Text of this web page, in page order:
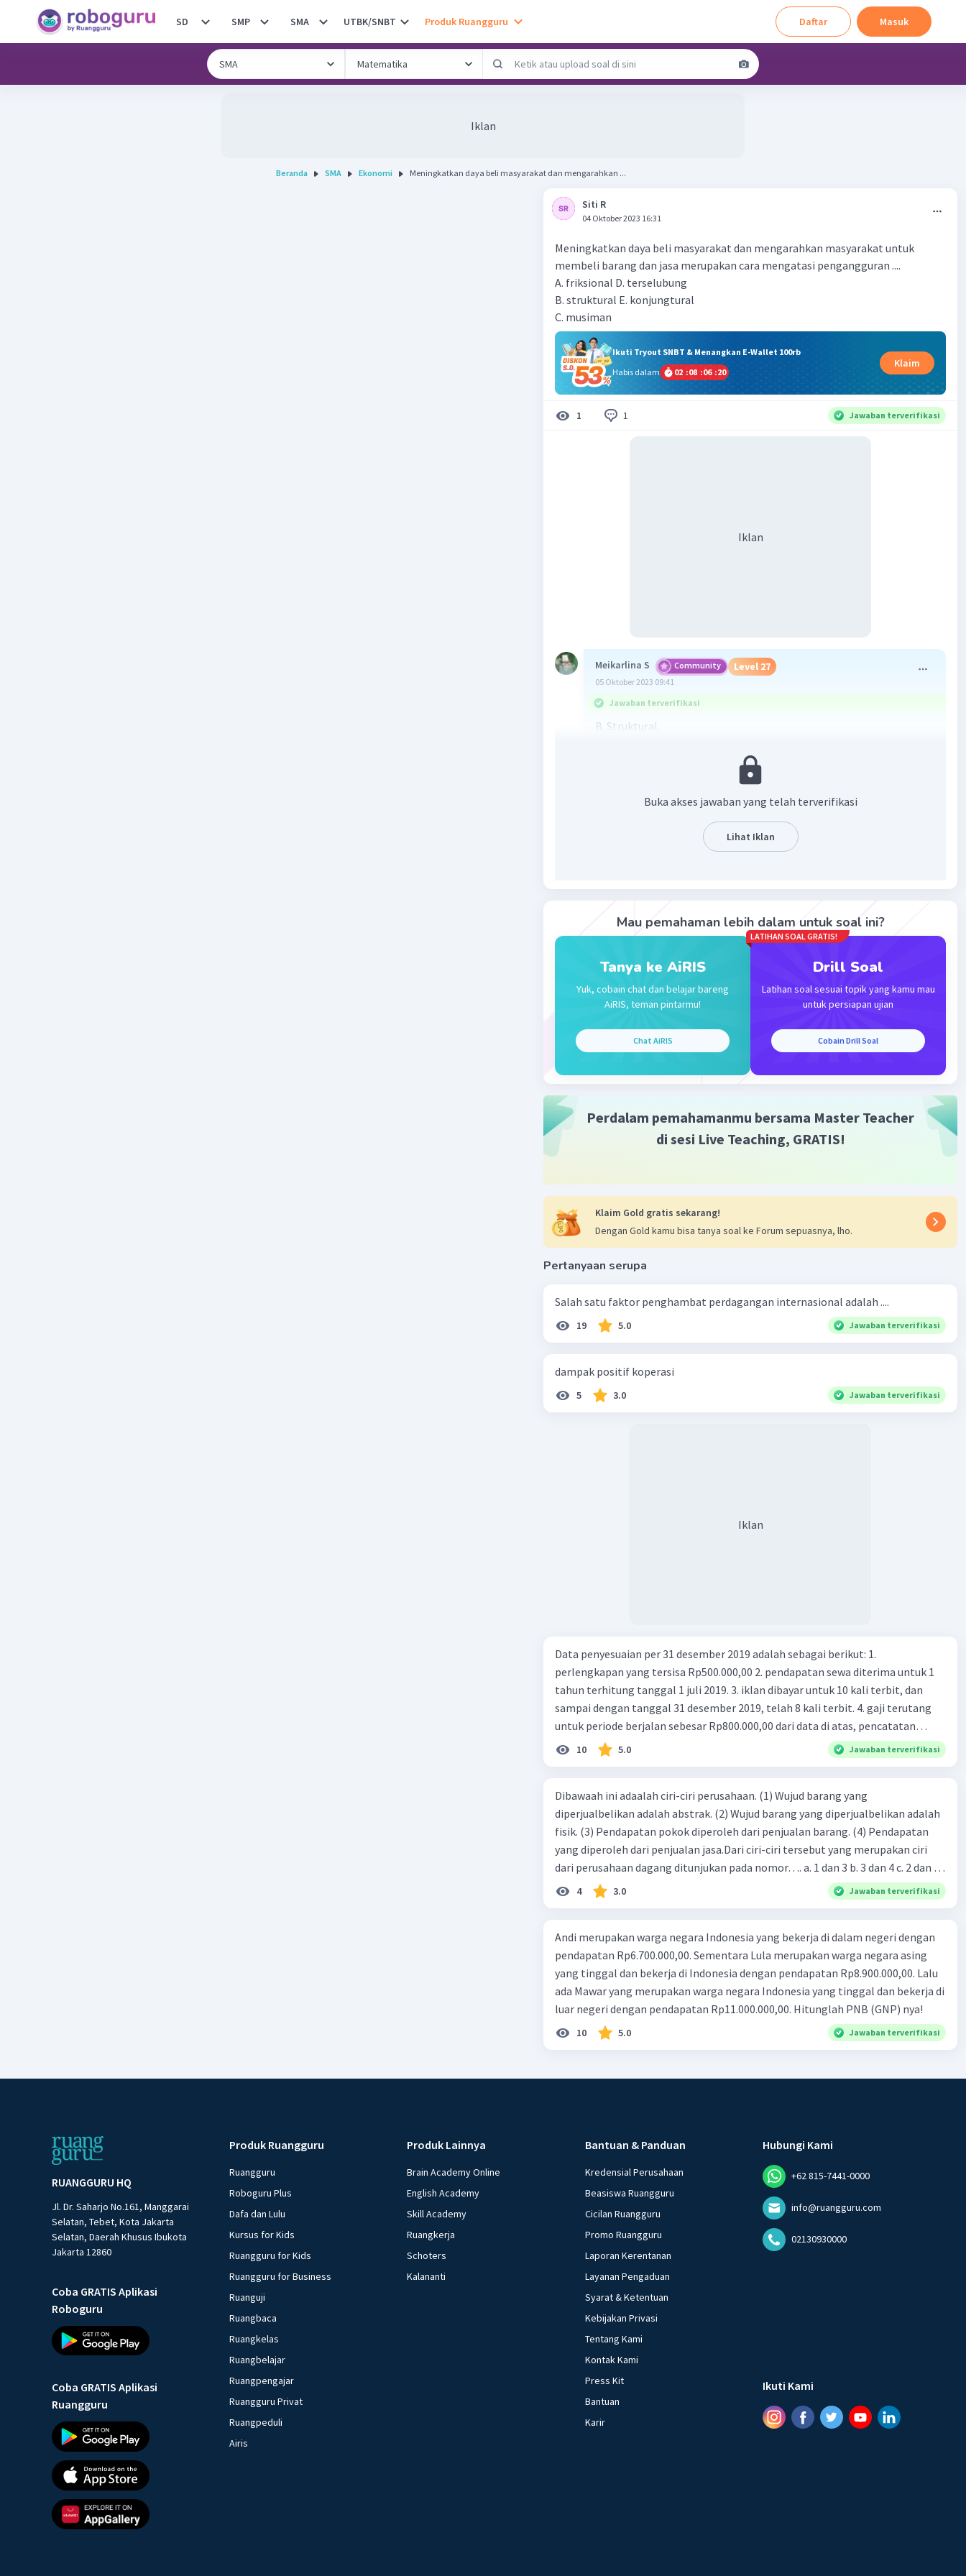
SD SMP SMA UTBK/SNBT Produk Ruangguru Daftar Masuk
Iklan
Beranda SMA Ekonomi Meningkatkan daya beli masyarakat dan mengarahkan ...
Siti R
04 Oktober 2023 16:31
Meningkatkan daya beli masyarakat dan mengarahkan masyarakat untuk
membeli barang dan jasa merupakan cara mengatasi pengangguran ....
A. friksional D. terselubung
B. struktural E. konjungtural
C. musiman
Ikuti Tryout SNBT & Menangkan E-Wallet 100rb
Habis dalam
02 :08 :06 :19
Klaim
1 1 Jawaban terverifikasi
Iklan
Meikarlina S Community Level 27
05 Oktober 2023 09:41
Jawaban terverifikasi
B. Struktural.
Meningkatkan daya beli masyarakat dan mengarahkan masyarakat
untuk membeli barang dan jasa dapat membantu mengatasi
pengangguran struktural, yaitu ketika tenaga kerja tidak memiliki
keterampilan yang sesuai dengan permintaan pasar kerja. Dengan
meningkatkan permintaan barang dan jasa, bisnis dapat tumbuh dan
menciptakan lapangan kerja baru yang sesuai dengan keterampilan
Buka akses jawaban yang telah terverifikasi
Lihat Iklan
Mau pemahaman lebih dalam untuk soal ini?
Tanya ke AiRIS
Yuk, cobain chat dan belajar bareng
AiRIS, teman pintarmu!
Chat AiRIS
LATIHAN SOAL GRATIS!
Drill Soal
Latihan soal sesuai topik yang kamu mau
untuk persiapan ujian
Cobain Drill Soal
Perdalam pemahamanmu bersama Master Teacher
di sesi Live Teaching, GRATIS!
Klaim Gold gratis sekarang!
Dengan Gold kamu bisa tanya soal ke Forum sepuasnya, lho.
Pertanyaan serupa
Salah satu faktor penghambat perdagangan internasional adalah ....
19 5.0 Jawaban terverifikasi
dampak positif koperasi
5 3.0 Jawaban terverifikasi
Iklan
Data penyesuaian per 31 desember 2019 adalah sebagai berikut: 1.
perlengkapan yang tersisa Rp500.000,00 2. pendapatan sewa diterima untuk 1
tahun terhitung tanggal 1 juli 2019. 3. iklan dibayar untuk 10 kali terbit, dan
sampai dengan tanggal 31 desember 2019, telah 8 kali terbit. 4. gaji terutang
untuk periode berjalan sebesar Rp800.000,00 dari data di atas, pencatatan
jurnal pembalik yang benar adalah ....
10 5.0 Jawaban terverifikasi
Dibawaah ini adaalah ciri-ciri perusahaan. (1) Wujud barang yang
diperjualbelikan adalah abstrak. (2) Wujud barang yang diperjualbelikan adalah
fisik. (3) Pendapatan pokok diperoleh dari penjualan barang. (4) Pendapatan
yang diperoleh dari penjualan jasa.Dari ciri-ciri tersebut yang merupakan ciri
dari perusahaan dagang ditunjukan pada nomor…. a. 1 dan 3 b. 3 dan 4 c. 2 dan 3
d. 1 dan 2 e. 2 dan 4
4 3.0 Jawaban terverifikasi
Andi merupakan warga negara Indonesia yang bekerja di dalam negeri dengan
pendapatan Rp6.700.000,00. Sementara Lula merupakan warga negara asing
yang tinggal dan bekerja di Indonesia dengan pendapatan Rp8.900.000,00. Lalu
ada Mawar yang merupakan warga negara Indonesia yang tinggal dan bekerja di
luar negeri dengan pendapatan Rp11.000.000,00. Hitunglah PNB (GNP) nya!
10 5.0 Jawaban terverifikasi
RUANGGURU HQ
Jl. Dr. Saharjo No.161, Manggarai
Selatan, Tebet, Kota Jakarta
Selatan, Daerah Khusus Ibukota
Jakarta 12860
Coba GRATIS Aplikasi
Roboguru
Coba GRATIS Aplikasi
Ruangguru
Produk Ruangguru
Ruangguru
Roboguru Plus
Dafa dan Lulu
Kursus for Kids
Ruangguru for Kids
Ruangguru for Business
Ruanguji
Ruangbaca
Ruangkelas
Ruangbelajar
Ruangpengajar
Ruangguru Privat
Ruangpeduli
Airis
Produk Lainnya
Brain Academy Online
English Academy
Skill Academy
Ruangkerja
Schoters
Kalananti
Bantuan & Panduan
Kredensial Perusahaan
Beasiswa Ruangguru
Cicilan Ruangguru
Promo Ruangguru
Laporan Kerentanan
Layanan Pengaduan
Syarat & Ketentuan
Kebijakan Privasi
Tentang Kami
Kontak Kami
Press Kit
Bantuan
Karir
Hubungi Kami
+62 815-7441-0000
info@ruangguru.com
02130930000
Ikuti Kami